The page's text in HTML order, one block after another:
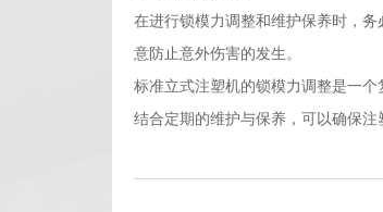
在进行锁模力调整和维护保养时，
意防止意外伤害的发生。
标准立式注塑机的锁模力调整是一
结合定期的维护与保养，可以确保注